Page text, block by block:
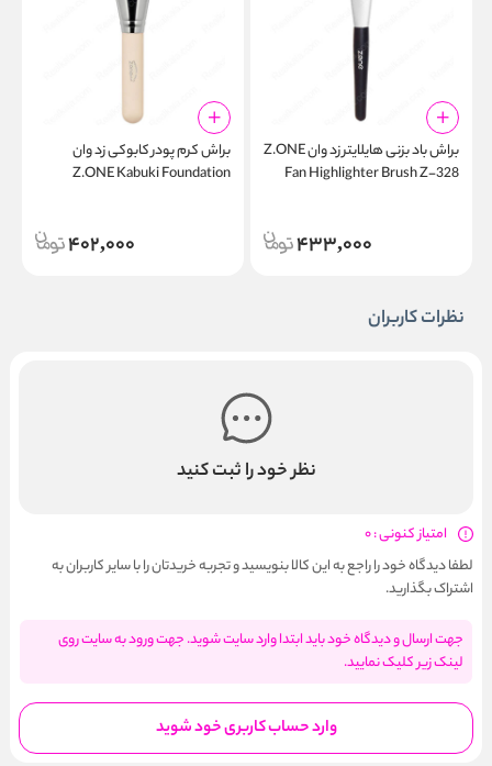
براش باد بزنی هایلایتر زد وان Z.ONE
Fan Highlighter Brush Z-328
433,000
براش کرم پودر کابوکی زد وان
Z.ONE Kabuki Foundation
402,000
نظرات کاربران
نظر خود را ثبت کنید
امتیاز کنونی : 0
لطفا دیدگاه خود را راجع به این کالا بنویسید و تجربه خریدتان را با سایر کاربران به
اشتراک بگذارید.
جهت ارسال و دیدگاه خود باید ابتدا وارد سایت شوید. جهت ورود به سایت روی
لینک زیر کلیک نمایید.
وارد حساب کاربری خود شوید